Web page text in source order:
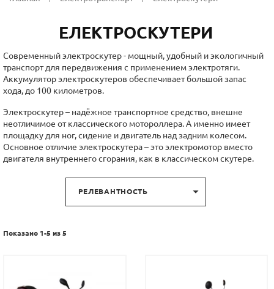
ЕЛЕКТРОСКУТЕРИ
Современный электроскутер - мощный, удобный и экологичный
транспорт для передвижения с применением электротяги.
Аккумулятор электроскутеров обеспечивает большой запас
хода, до 100 километров.
Электроскутер – надёжное транспортное средство, внешне
неотличимое от классического мотороллера. А именно имеет
площадку для ног, сидение и двигатель над задним колесом.
Основное отличие электроскутера – это электромотор вместо
двигателя внутреннего сгорания, как в классическом скутере.
РЕЛЕВАНТНОСТЬ 
Показано 1-5 из 5